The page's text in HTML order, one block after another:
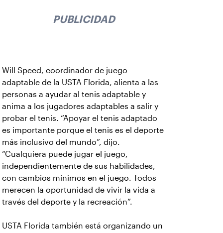
PUBLICIDAD
Will Speed, coordinador de juego
adaptable de la USTA Florida, alienta a las
personas a ayudar al tenis adaptable y
anima a los jugadores adaptables a salir y
probar el tenis. “Apoyar el tenis adaptado
es importante porque el tenis es el deporte
más inclusivo del mundo”, dijo.
“Cualquiera puede jugar el juego,
independientemente de sus habilidades,
con cambios mínimos en el juego. Todos
merecen la oportunidad de vivir la vida a
través del deporte y la recreación”.
USTA Florida también está organizando un